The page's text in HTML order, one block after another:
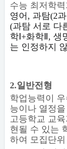
수능 최저학
영어 , 과탐(2
(과탐 서로 다
학 +화학 , 생
는 인정하지
2.일반전형
학업능력이
능이나 열정
고등학교 교
현될 수 있는
하여 모집단